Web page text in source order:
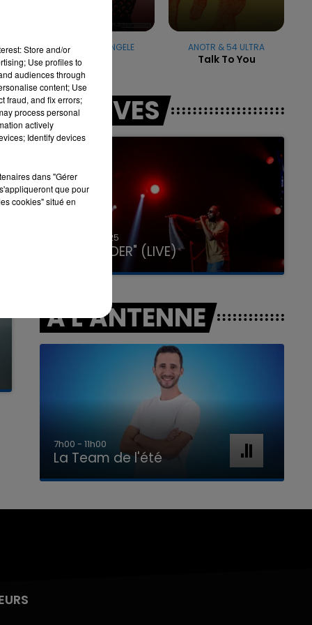
7h00 - 11h00
LA TEAM DE L'ÉTÉ
DUA LIPA & ANGELE ANOTR & 54 ULTRA
Talk To You
LES LIVES
31 janvier 2025
GIMS "SPIDER" (LIVE)
A L'ANTENNE
7h00 - 11h00
La Team de l'été
Store and/or
Use profiles to
audiences through
content; Use
fraud, and fix errors;
process personal
actively
Identify devices
dans "Gérer
que pour
cookies" situé en